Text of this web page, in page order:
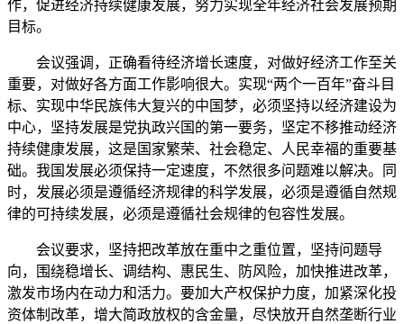
作，促进经济持续健康发展，努力实现全年经济社会发展预期
目标。
会议强调，正确看待经济增长速度，对做好经济工作至关
重要，对做好各方面工作影响很大。实现“两个一百年”奋斗目
标、实现中华民族伟大复兴的中国梦，必须坚持以经济建设为
中心，坚持发展是党执政兴国的第一要务，坚定不移推动经济
持续健康发展，这是国家繁荣、社会稳定、人民幸福的重要基
础。我国发展必须保持一定速度，不然很多问题难以解决。同
时，发展必须是遵循经济规律的科学发展，必须是遵循自然规
律的可持续发展，必须是遵循社会规律的包容性发展。
会议要求，坚持把改革放在重中之重位置，坚持问题导
向，围绕稳增长、调结构、惠民生、防风险，加快推进改革，
激发市场内在动力和活力。要加大产权保护力度，加紧深化投
资体制改革，增大简政放权的含金量，尽快放开自然垄断行业